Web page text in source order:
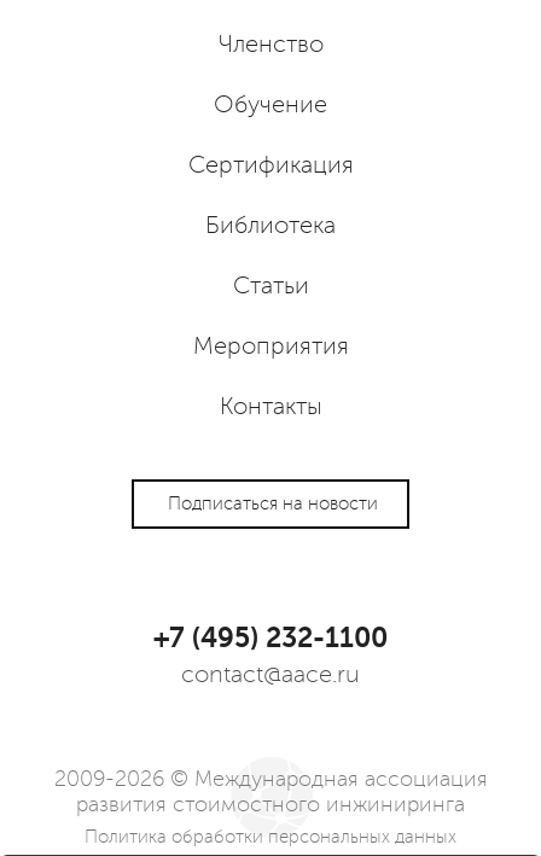
Членство
Обучение
Сертификация
Библиотека
Статьи
Мероприятия
Контакты
Подписаться на новости
+7 (495) 232-1100
contact@aace.ru
2009-2026 © Международная ассоциация
развития стоимостного инжиниринга
Политика обработки персональных данных